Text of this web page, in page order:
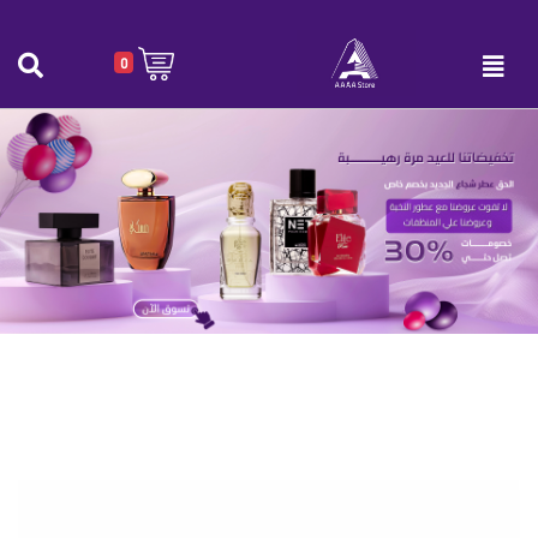
0
قصدير حجم كبير 450 مل الرئيسية قصدير حجم كبير 450 مل